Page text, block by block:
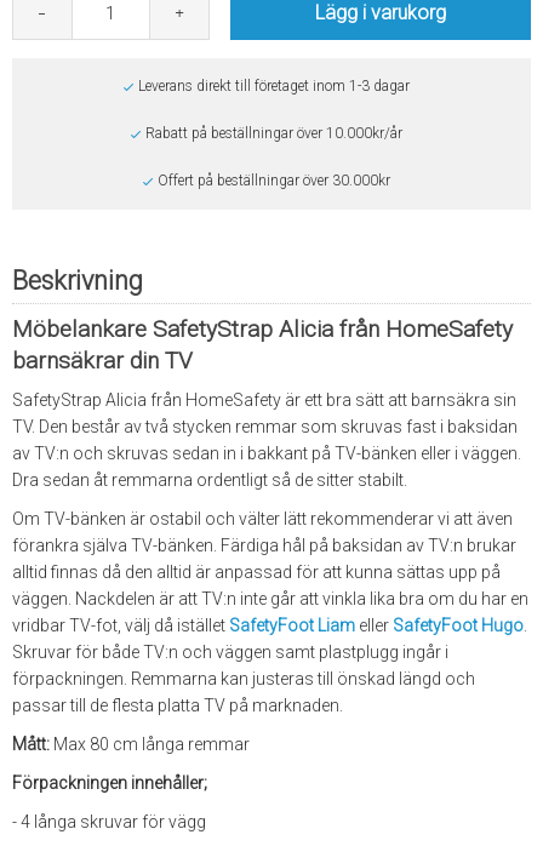
Lägg i varukorg
Leverans direkt till företaget inom 1-3 dagar
Rabatt på beställningar över 10.000kr/år
Offert på beställningar över 30.000kr
Beskrivning
Möbelankare SafetyStrap Alicia från HomeSafety
barnsäkrar din TV
SafetyStrap Alicia från HomeSafety är ett bra sätt att barnsäkra sin
TV. Den består av två stycken remmar som skruvas fast i baksidan
av TV:n och skruvas sedan in i bakkant på TV-bänken eller i väggen.
Dra sedan åt remmarna ordentligt så de sitter stabilt.
Om TV-bänken är ostabil och välter lätt rekommenderar vi att även
förankra själva TV-bänken. Färdiga hål på baksidan av TV:n brukar
alltid finnas då den alltid är anpassad för att kunna sättas upp på
väggen. Nackdelen är att TV:n inte går att vinkla lika bra om du har en
vridbar TV-fot, välj då istället SafetyFoot Liam eller SafetyFoot Hugo
Skruvar för både TV:n och väggen samt plastplugg ingår i
förpackningen. Remmarna kan justeras till önskad längd och
passar till de flesta platta TV på marknaden.
Mått: Max 80 cm långa remmar
Förpackningen innehåller;
- 4 långa skruvar för vägg